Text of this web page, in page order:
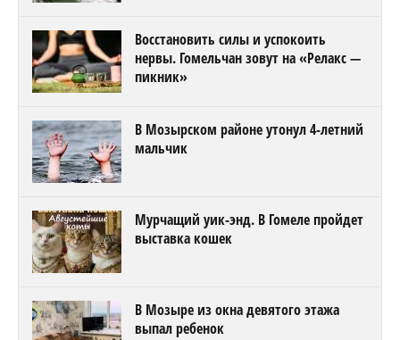
Восстановить силы и успокоить
нервы. Гомельчан зовут на «Релакс —
пикник»
В Мозырском районе утонул 4-летний
мальчик
Мурчащий уик-энд. В Гомеле пройдет
выставка кошек
В Мозыре из окна девятого этажа
выпал ребенок